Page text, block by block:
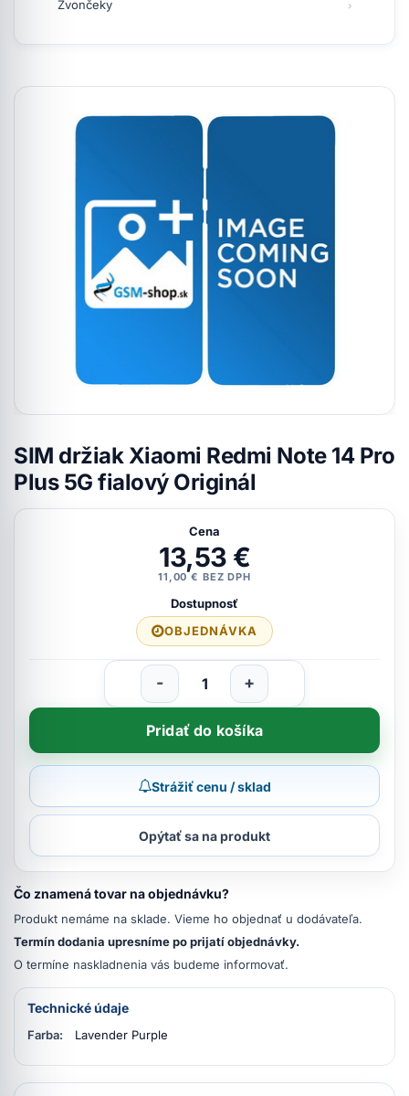
Zvončeky
SIM držiak Xiaomi Redmi Note 14 Pro
Plus 5G fialový Originál
Cena
13,53 €
11,00 € BEZ DPH
Dostupnosť
OBJEDNÁVKA
- +
Pridať do košíka
Strážiť cenu / sklad
Opýtať sa na produkt
Čo znamená tovar na objednávku?
Produkt nemáme na sklade. Vieme ho objednať u dodávateľa.
Termín dodania upresníme po prijatí objednávky.
O termíne naskladnenia vás budeme informovať.
Technické údaje
Farba: Lavender Purple